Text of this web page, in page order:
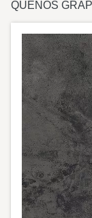
QUENOS